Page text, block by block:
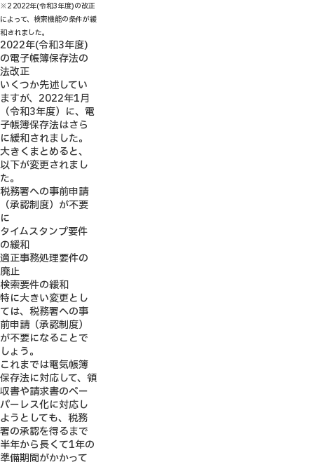
※2 2022年(令和3年度)の改正
によって、検索機能の条件が緩
和されました。
2022年(令和3年度)
の電子帳簿保存法の
法改正
いくつか先述してい
ますが、2022年1月
（令和3年度）に、電
子帳簿保存法はさら
に緩和されました。
大きくまとめると、
以下が変更されまし
た。
税務署への事前申請
（承認制度）が不要
に
タイムスタンプ要件
の緩和
適正事務処理要件の
廃止
検索要件の緩和
特に大きい変更とし
ては、税務署への事
前申請（承認制度）
が不要になることで
しょう。
これまでは電気帳簿
保存法に対応して、領
収書や請求書のペー
パーレス化に対応し
ようとしても、税務
署の承認を得るまで
半年から長くて1年の
準備期間がかかって